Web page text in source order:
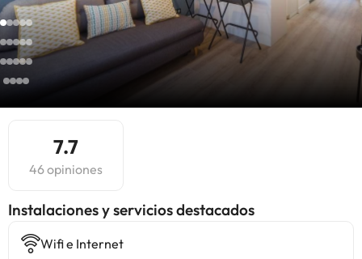
7.7
46 opiniones
Instalaciones y servicios destacados
Wifi e Internet